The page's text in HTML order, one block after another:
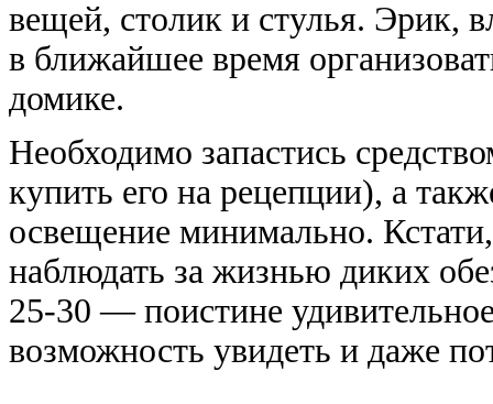
вещей, столик и стулья. Эрик,
в ближайшее время
домике.
Необходимо запастись
купить его на рецепции), а
освещение минимально.
наблюдать за жизнью диких
25-30 —поистине
возможность увидеть и даже